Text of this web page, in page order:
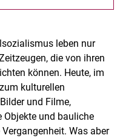
leben nur
die von ihren
können. Heute, im
kulturellen
und Filme,
Objekte und bauliche
Was aber